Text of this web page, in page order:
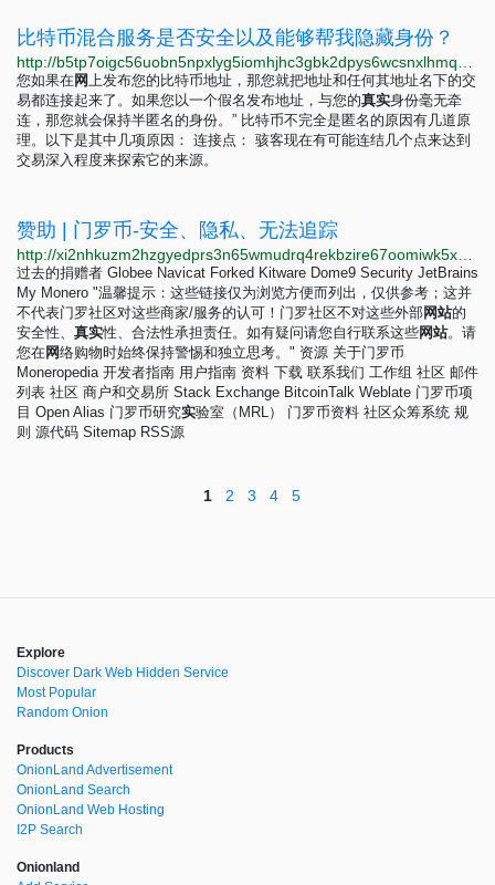
比特币混合服务是否安全以及能够帮我隐藏身份？
您如果在网上发布您的比特币地址，那您就把地址和任何其地址名下的交
易都连接起来了。如果您以一个假名发布地址，与您的真实身份毫无牵
连，那您就会保持半匿名的身份。” 比特币不完全是匿名的原因有几道原
理。以下是其中几项原因： 连接点： 骇客现在有可能连结几个点来达到
交易深入程度来探索它的来源。
赞助 | 门罗币-安全、隐私、无法追踪
过去的捐赠者 Globee Navicat Forked Kitware Dome9 Security JetBrains
My Monero "温馨提示：这些链接仅为浏览方便而列出，仅供参考；这并
不代表门罗社区对这些商家/服务的认可！门罗社区不对这些外部网站的
安全性、 真实性、合法性承担责任。如有疑问请您自行联系这些网站。请
您在网络购物时始终保持警惕和独立思考。" 资源 关于门罗币
Moneropedia 开发者指南 用户指南 资料 下载 联系我们 工作组 社区 邮件
列表 社区 商户和交易所 Stack Exchange BitcoinTalk Weblate 门罗币项
目 Open Alias 门罗币研究实验室（MRL） 门罗币资料 社区众筹系统 规
则 源代码 Sitemap RSS源
1 2 3 4 5
Explore
Discover Dark Web Hidden Service
Most Popular
Random Onion
Products
OnionLand Advertisement
OnionLand Search
OnionLand Web Hosting
I2P Search
Onionland